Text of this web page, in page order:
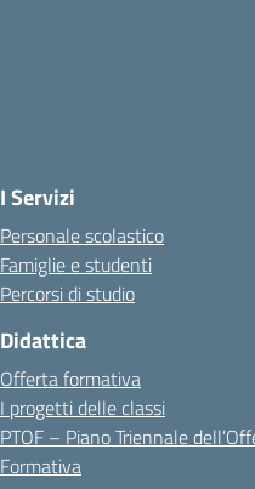
I Servizi
Personale scolastico
Famiglie e studenti
Percorsi di studio
Didattica
Offerta formativa
I progetti delle classi
PTOF – Piano Triennale
Formativa